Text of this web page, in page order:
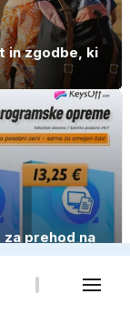
in zgodbe, ki
za prehod na